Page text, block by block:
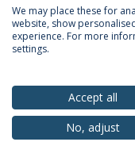
Política de
© 2026
We may place these for
website, show
experience. For more
settings.
Accept all
No, adjust